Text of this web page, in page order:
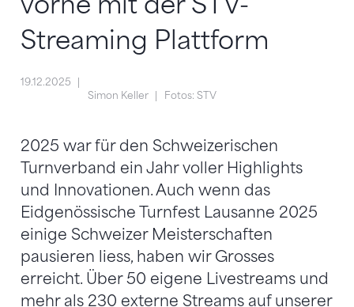
Streaming Plattform
19.12.2025
Simon Keller
Fotos: STV
2025 war für den Schweizerischen
Turnverband ein Jahr voller Highlights
und Innovationen. Auch wenn das
Eidgenössische Turnfest Lausanne 2025
einige Schweizer Meisterschaften
pausieren liess, haben wir Grosses
erreicht. Über 50 eigene Livestreams und
mehr als 230 externe Streams auf unserer